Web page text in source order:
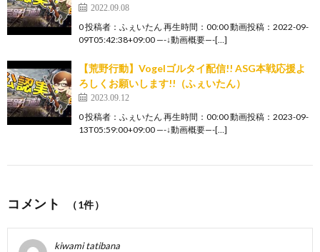
2022.09.08
0 投稿者：ふぇいたん 再生時間：00:00 動画投稿：2022-09-
09T05:42:38+09:00 —-↓動画概要—-[…]
【荒野行動】Vogelゴルタイ配信!! ASG本戦応援よ
ろしくお願いします!!（ふぇいたん）
2023.09.12
0 投稿者：ふぇいたん 再生時間：00:00 動画投稿：2023-09-
13T05:59:00+09:00 —-↓動画概要—-[…]
コメント （1件）
kiwami tatibana